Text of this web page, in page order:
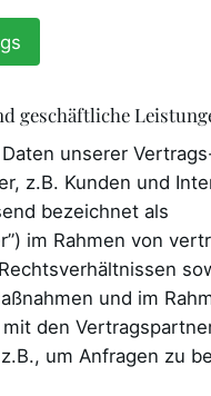
geschäftliche
unserer
z.B. Kunden und
bezeichnet als
im Rahmen von
und im
den
um Anfragen zu